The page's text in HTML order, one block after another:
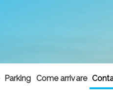
Parking Come arrivare